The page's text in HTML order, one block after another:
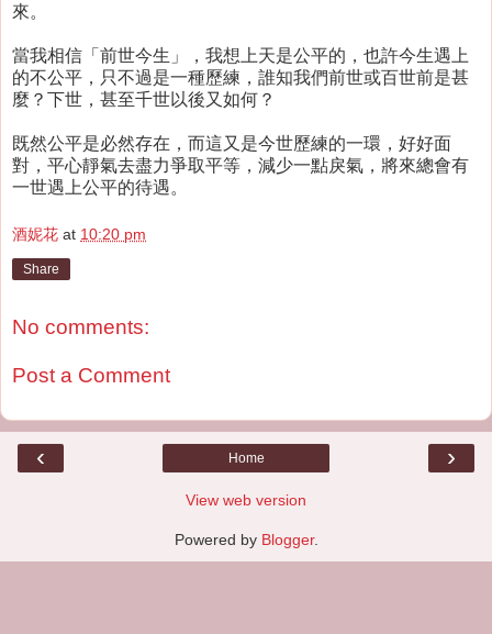
來。
當我相信「前世今生」，我想上天是公平的，也許今生遇上
的不公平，只不過是一種歷練，誰知我們前世或百世前是甚
麼？下世，甚至千世以後又如何？
既然公平是必然存在，而這又是今世歷練的一環，好好面
對，平心靜氣去盡力爭取平等，減少一點戾氣，將來總會有
一世遇上公平的待遇。
酒妮花 at 10:20 pm
Share
No comments:
Post a Comment
‹ ›
Home
View web version
Powered by Blogger.